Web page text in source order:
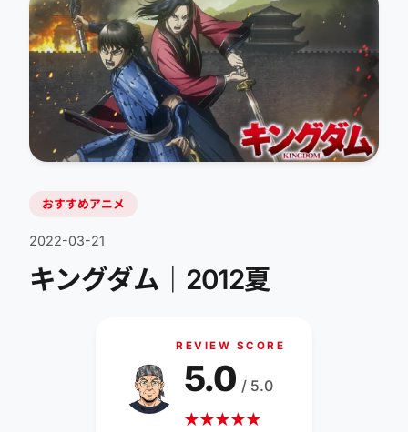
おすすめアニメ
2022-03-21
キングダム｜2012夏
REVIEW SCORE
★★★★★
5.0 / 5.0